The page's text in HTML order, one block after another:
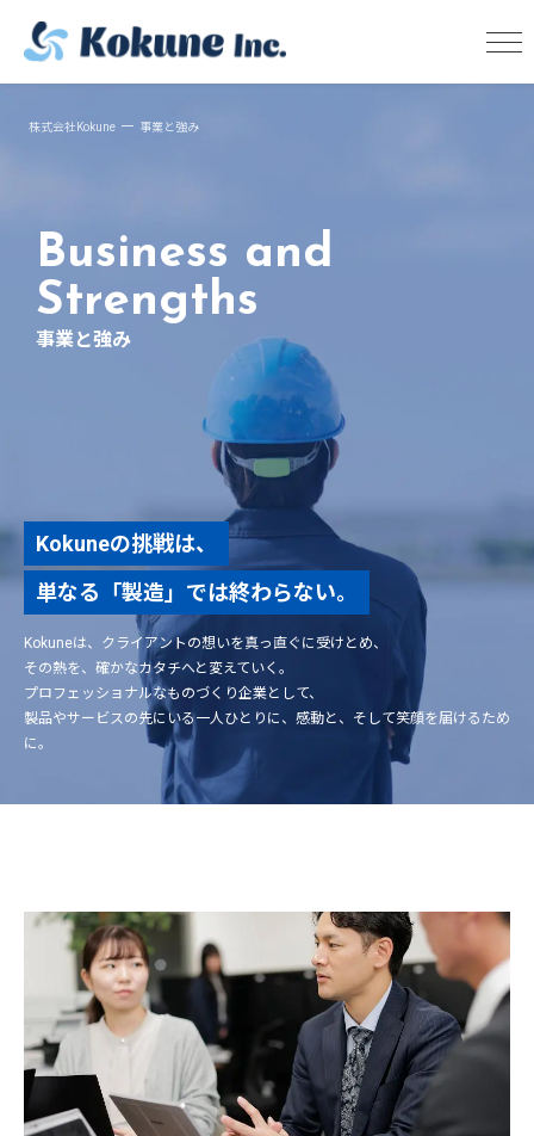
株式会社Kokune 事業と強み
Business and
Strengths
事業と強み
Kokuneの挑戦は、
単なる「製造」では終わらない。
Kokuneは、クライアントの想いを真っ直ぐに受けとめ、
その熱を、確かなカタチへと変えていく。
プロフェッショナルなものづくり企業として、
製品やサービスの先にいる一人ひとりに、感動と、そして笑顔を届けるため
に。